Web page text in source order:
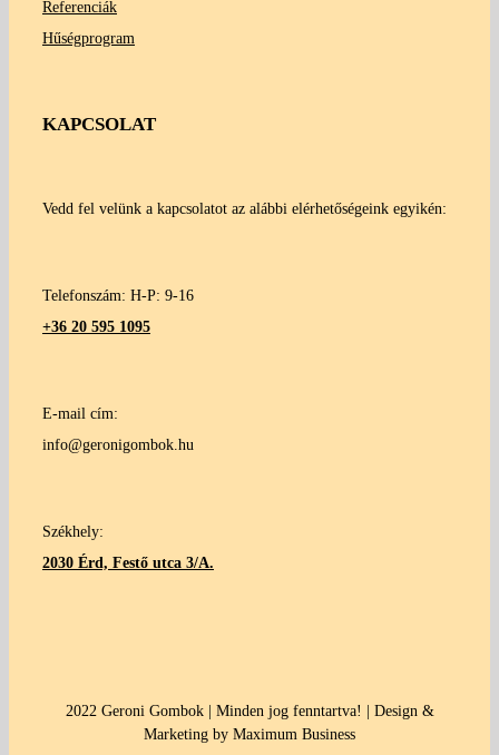
Referenciák
Hűségprogram
KAPCSOLAT
Vedd fel velünk a kapcsolatot az alábbi elérhetőségeink egyikén:
Telefonszám: H-P: 9-16
+36 20 595 1095
E-mail cím:
info@geronigombok.hu
Székhely:
2030 Érd, Festő utca 3/A.
2022 Geroni Gombok | Minden jog fenntartva! | Design &
Marketing by Maximum Business